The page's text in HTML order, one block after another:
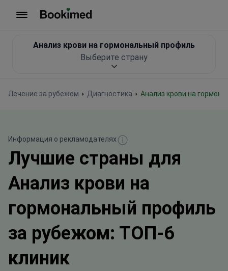
Лечение за рубежом Диагностика Анализ крови на
Анализ крови на гормональный профиль
Выберите страну
Информация о рекламодателях
Лучшие страны для
Анализ крови на
гормональный профиль
за рубежом: ТОП-6
клиник